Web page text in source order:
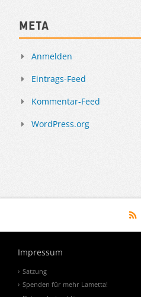
Meta
Anmelden
Eintrags-Feed
Kommentar-Feed
WordPress.org
Impressum
Satzung
Spenden für mehr Lametta!